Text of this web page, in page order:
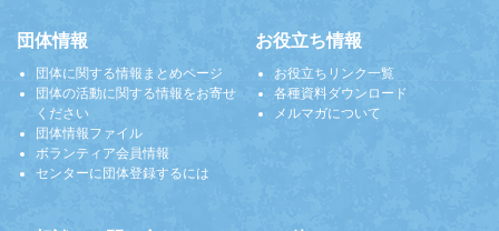
団体情報
団体に関する情報まとめページ
団体の活動に関する情報をお寄せ
ください
団体情報ファイル
ボランティア会員情報
センターに団体登録するには
お役立ち情報
お役立ちリンク一覧
各種資料ダウンロード
メルマガについて